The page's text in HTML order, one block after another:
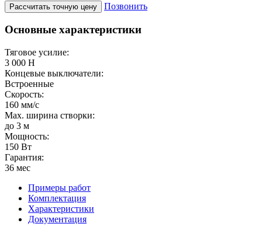
Рассчитать точную цену Позвонить
Основные характеристики
Тяговое усилие:
3 000 Н
Концевые выключатели:
Встроенные
Скорость:
160 мм/с
Max. ширина створки:
до 3 м
Мощность:
150 Вт
Гарантия:
36 мес
Примеры работ
Комплектация
Характеристики
Документация